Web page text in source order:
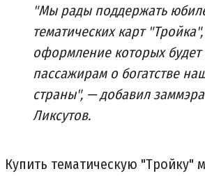
"Мы рады поддержать
тематических карт "Тройка",
оформление которых
пассажирам о богатстве
страны", — добавил
Ликсутов.
Купить тематическую "Тройку"